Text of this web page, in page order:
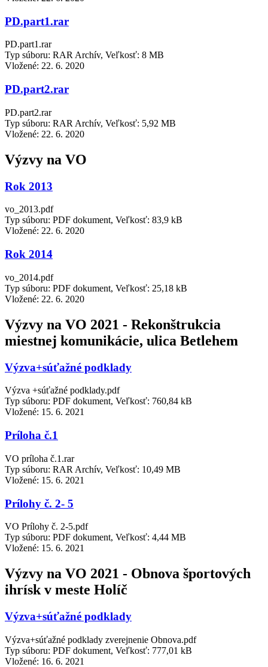
PD.part1.rar
PD.part1.rar
Typ súboru: RAR Archív, Veľkosť: 8 MB
Vložené: 22. 6. 2020
PD.part2.rar
PD.part2.rar
Typ súboru: RAR Archív, Veľkosť: 5,92 MB
Vložené: 22. 6. 2020
Výzvy na VO
Rok 2013
vo_2013.pdf
Typ súboru: PDF dokument, Veľkosť: 83,9 kB
Vložené: 22. 6. 2020
Rok 2014
vo_2014.pdf
Typ súboru: PDF dokument, Veľkosť: 25,18 kB
Vložené: 22. 6. 2020
Výzvy na VO 2021 - Rekonštrukcia
miestnej komunikácie, ulica Betlehem
Výzva+súťažné podklady
Výzva +súťažné podklady.pdf
Typ súboru: PDF dokument, Veľkosť: 760,84 kB
Vložené: 15. 6. 2021
Príloha č.1
VO príloha č.1.rar
Typ súboru: RAR Archív, Veľkosť: 10,49 MB
Vložené: 15. 6. 2021
Prílohy č. 2- 5
VO Prílohy č. 2-5.pdf
Typ súboru: PDF dokument, Veľkosť: 4,44 MB
Vložené: 15. 6. 2021
Výzvy na VO 2021 - Obnova športových
ihrísk v meste Holíč
Výzva+súťažné podklady
Výzva+súťažné podklady zverejnenie Obnova.pdf
Typ súboru: PDF dokument, Veľkosť: 777,01 kB
Vložené: 16. 6. 2021